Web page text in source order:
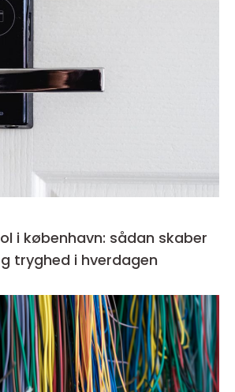
i københavn: sådan skaber
tryghed i hverdagen